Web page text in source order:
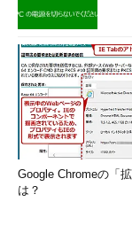
「-p」オプション
servicesに記述され
る。また、「--
トを基にしたスキ
5.結果の出力：保
Nmapの結果の保
る。今回は、その
Google Chromeの「
は？